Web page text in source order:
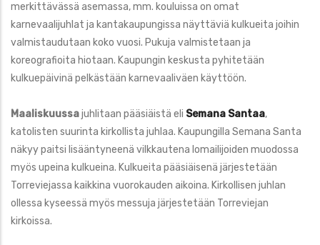
merkittävässä asemassa, mm. kouluissa on omat
karnevaalijuhlat ja kantakaupungissa näyttäviä kulkueita joihin
valmistaudutaan koko vuosi. Pukuja valmistetaan ja
koreografioita hiotaan. Kaupungin keskusta pyhitetään
kulkuepäivinä pelkästään karnevaaliväen käyttöön.
Maaliskuussajuhlitaan pääsiäistä eli Semana Santaa,
katolisten suurinta kirkollista juhlaa. Kaupungilla Semana Santa
näkyy paitsi lisääntyneenä vilkkautena lomailijoiden muodossa
myös upeina kulkueina. Kulkueita pääsiäisenä järjestetään
Torreviejassa kaikkina vuorokauden aikoina. Kirkollisen juhlan
ollessa kyseessä myös messuja järjestetään Torreviejan
kirkoissa.